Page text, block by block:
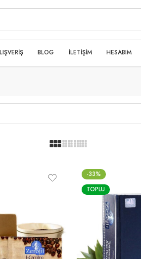
BLOG İLETİŞİM HESABIM
-33%
TOPLU